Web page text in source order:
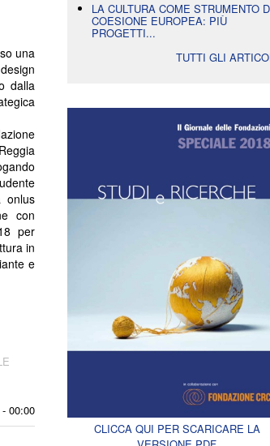
00:00
una
dalla
onlus
con
per
in
e
LA CULTURA COME STRUMENTO
COESIONE EUROPEA: PIÙ
PROGETTI...
TUTTI GLI
CLICCA QUI PER SCARICARE LA